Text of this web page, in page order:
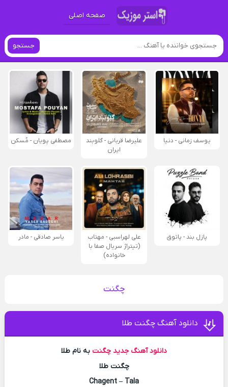
صفحه اصلی
جستجو
یوسف زمانی - دنیا
علیرضا قربانی - گلوبند
ایران
مصطفی پویان - مُسکن
پازل بند - پاتوق
علی لهراسبی - مهتاب
(تیتراژ سریال صفا با
خانواده)
یاسر صادقی - مادر
چگنت
دانلود آهنگ چگنت طلا
دانلود آهنگ جدید چگنت به نام طلا
چگنت طلا
Chagent – Tala